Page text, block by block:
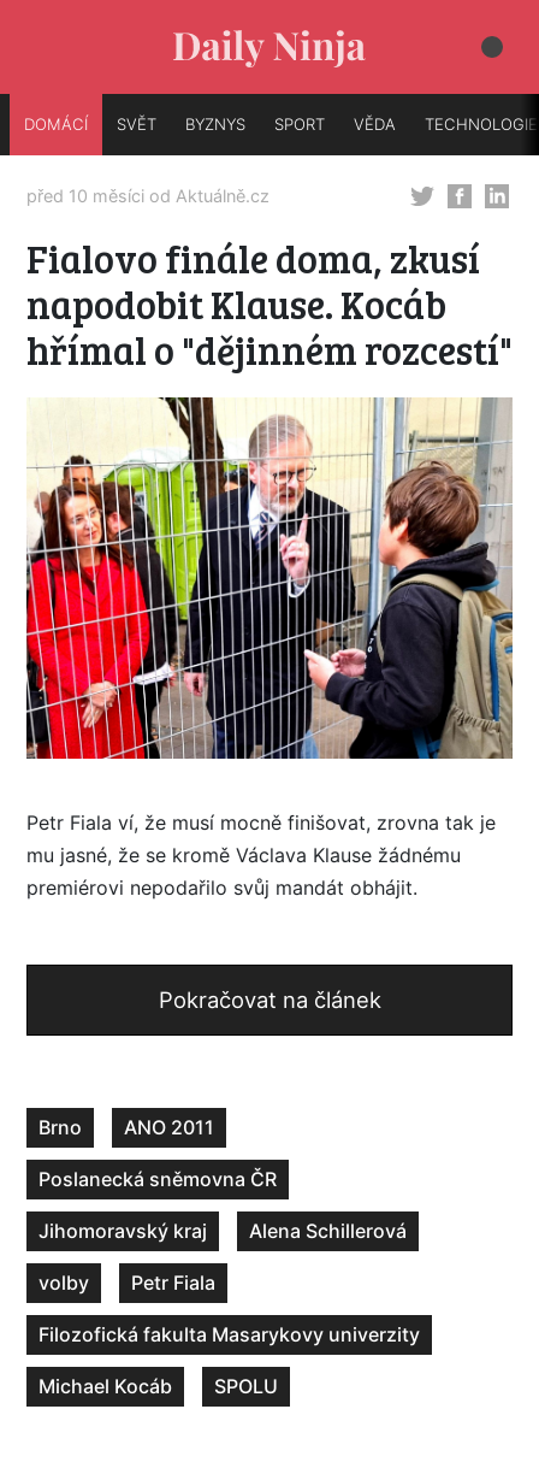
DOMÁCÍ SVĚT BYZNYS SPORT VĚDA TECHNOLOGIE
před 10 měsíci od Aktuálně.cz
Fialovo finále doma, zkusí
napodobit Klause. Kocáb
hřímal o "dějinném rozcestí"
Petr Fiala ví, že musí mocně finišovat, zrovna tak je
mu jasné, že se kromě Václava Klause žádnému
premiérovi nepodařilo svůj mandát obhájit.
Pokračovat na článek
Brno ANO 2011
Poslanecká sněmovna ČR
Jihomoravský kraj Alena Schillerová
volby Petr Fiala
Filozofická fakulta Masarykovy univerzity
Michael Kocáb SPOLU